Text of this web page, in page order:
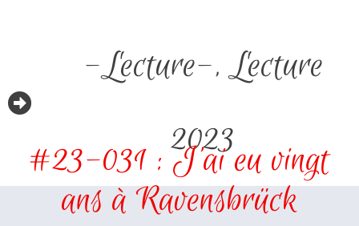
-Lecture-,Lecture
2023
#23-031 : J’ai eu vingt
ans à Ravensbrück